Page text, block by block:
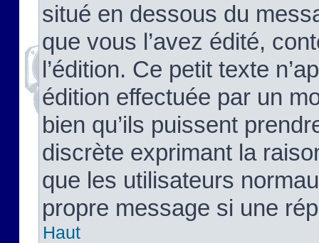
situé en dessous du
que vous l’avez édité,
l’édition. Ce petit texte
édition effectuée par un
bien qu’ils puissent
discrète exprimant la
que les utilisateurs
propre message si une
Haut